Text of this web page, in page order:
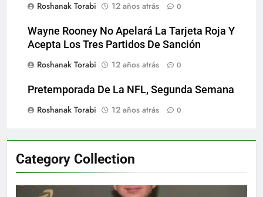
Roshanak Torabi 12 años atrás 0
Wayne Rooney No Apelará La Tarjeta Roja Y
Acepta Los Tres Partidos De Sanción
Roshanak Torabi
12 años atrás 0
Pretemporada De La NFL, Segunda Semana
Roshanak Torabi
12 años atrás 0
Category Collection